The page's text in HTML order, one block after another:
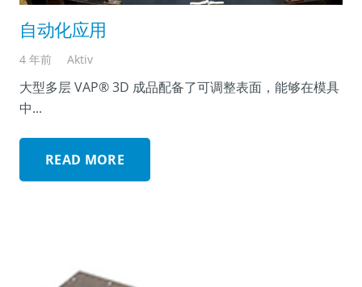
自动化应用
4 年前 Aktiv
大型多层 VAP® 3D 成品配备了可调整表面，能够在模具
中...
READ MORE